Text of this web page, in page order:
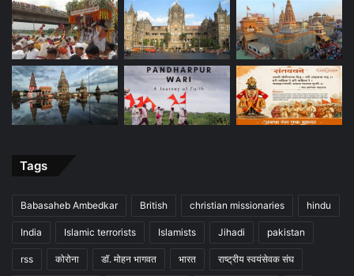
Tags
Babasaheb Ambedkar British christian missionaries hindu
India Islamic terrorists Islamists Jihadi pakistan
rss कोरोना डॉ. मोहन भागवत भारत राष्ट्रीय स्वयंसेवक संघ